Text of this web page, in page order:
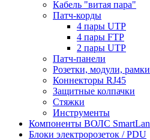
Кабель "витая пара"
Патч-корды
4 пары UTP
4 пары FTP
2 пары UTP
Патч-панели
Розетки, модули, рамки
Коннекторы RJ45
Защитные колпачки
Стяжки
Инструменты
Компоненты ВОЛС SmartLan
Блоки электророзеток / PDU